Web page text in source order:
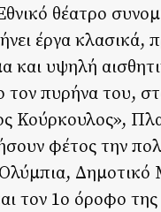
θέατρο
έργα
και υψηλή
πυρήνα του,
Κούρκουλος»,
φέτος την
τον 1ο όροφο της